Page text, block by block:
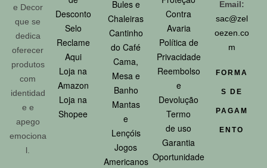
e Decor
que se
dedica
oferecer
produtos
com
identidad
e e
apego
emociona
l.
Desconto
Selo
Reclame
Aqui
Loja na
Amazon
Loja na
Shopee
Bules e
Chaleiras
Cantinho
do Café
Cama,
Mesa e
Banho
Mantas
e
Lençóis
Jogos
Americanos
Contra
Avaria
Política de
Privacidade
Reembolso
e
Devolução
Termo
de uso
Garantia
Oportunidade
Email:
sac@zel
oezen.co
m
FORMA
S DE
PAGAM
ENTO